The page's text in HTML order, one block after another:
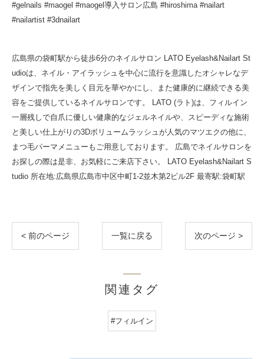
#gelnails #maogel #maogel導入サロン広島 #hiroshima #nailart
#nailartist #3dnailart
広島県の袋町駅から徒歩6分のネイルサロン LATO Eyelash&Nailart St
udioは、ネイル・アイラッシュを中心に流行を意識したオシャレなデ
ザインで指先を美しく目元を華やかにし、また健康的に継続できる美
容をご提供しているネイルサロンです。 LATO (ラト)は、フィルイン
一層残しで自爪に優しい健康的なジェルネイルや、スピーディな施術
と美しい仕上がりの3Dボリュームラッシュが人気のマツエクの他に、
まつ毛パーマメニューもご用意しております。 広島でネイルサロンを
お探しの際は是非、お気軽にご来店下さい。 LATO Eyelash&Nailart S
tudio 所在地:広島県広島市中区中町1-2並木第2ビル2F 最寄駅:袋町駅
< 前のページ 一覧に戻る 次のページ >
関連タグ
#フィルイン